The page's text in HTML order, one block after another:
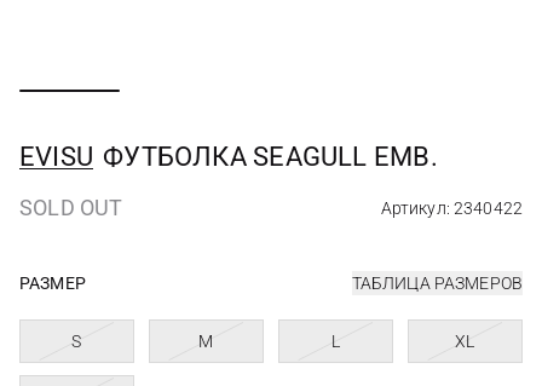
EVISU ФУТБОЛКА SEAGULL EMB.
SOLD OUT Артикул: 2340422
РАЗМЕР ТАБЛИЦА РАЗМЕРОВ
S M L XL